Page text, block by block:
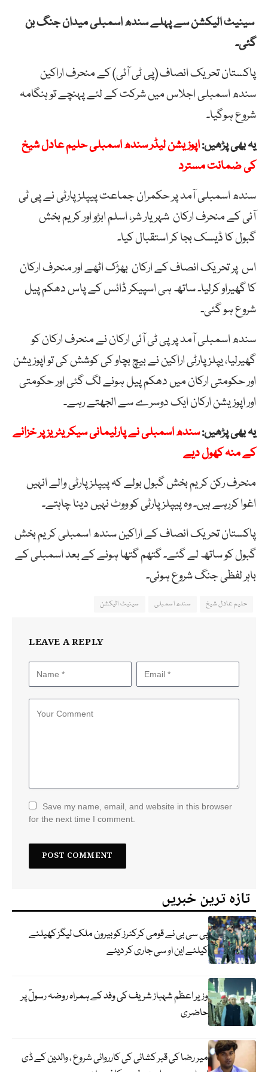
سینیٹالیکشنسےپہلےسندھاسمبلیمیدانجنگبن
گئی۔
پاکستان تحریک انصاف(پیٹیآئی)کےمنحرف اراکین
سندھاسمبلیاجلاسمیںشرکتکےلئےپہنچےتوہنگامہ
شروعہوگیا۔
یہ بھی پڑھیں:اپوزیشن لیڈر سندھ اسمبلی حلیم عادل شیخ
کی ضمانت مسترد
سندھاسمبلیآمدپرحکمرانجماعتپیپلزپارٹینےپیٹی
آئیکےمنحرفارکان شہریارشر، اسلمابڑواورکریمبخش
گبولکاڈیسکبجاکراستقبالکیا۔
اس پر تحریک انصاف کے ارکان بھڑک اٹھے اور منحرف ارکان
کا گھیراو کرلیا۔ ساتھ ہی اسپیکر ڈائس کے پاس دھکم پیل
شروع ہو گئی۔
سندھ اسمبلی آمد پر پیٹیآئیارکاننےمنحرفارکانکو
گھیرلیا، یپلز پارٹی اراکین نے بیچ بچاو کی کوشش کی تواپوزیشن
اورحکومتیارکانمیںدھکمپیلہونے لگ گئی اور حکومتی
اور اپوزیشن ارکان ایک دوسرے سے الجھتے رہے۔
یہ بھی پڑھیں:سندھ اسمبلی نے پارلیمانی سیکریٹریز پر خزانے
کے منہ کھول دیے
منحرفرکنکریمبخشگبولبولےکہپیپلزپارٹیوالےانہیں
اغواکررہےہیں۔وہپیپلزپارٹیکوووٹنہیںدیناچاہتے۔
پاکستان تحریک انصاف کےاراکین سندھ اسمبلیکریمبخش
گبولکوساتھلےگئے۔ گتھم گتھا ہونے کے بعد اسمبلی کے
باہر لفظی جنگ شروع ہوئی۔
حلیم عادل شیخ سندھ اسمبلی سینیٹ الیکشن
LEAVE A REPLY
Save my name, email, and website in this browser
for the next time I comment.
تازہ ترین خبریں
پی سی بی نے قومی کرکٹرز کو بیرون ملک لیگز کھیلنے
کیلئے این او سی جاری کر دیئے
وزیر اعظم شہباز شریف کی وفد کے ہمراہ روضہ رسولؐ پر
حاضری
میر رضا کی قبر کشائی کی کارروائی شروع ، والدین کے ڈی